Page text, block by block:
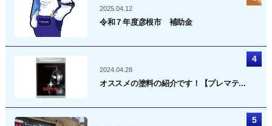
2025.04.12
令和７年度彦根市 補助金
2024.04.28
オススメの塗料の紹介です！【プレマテ...